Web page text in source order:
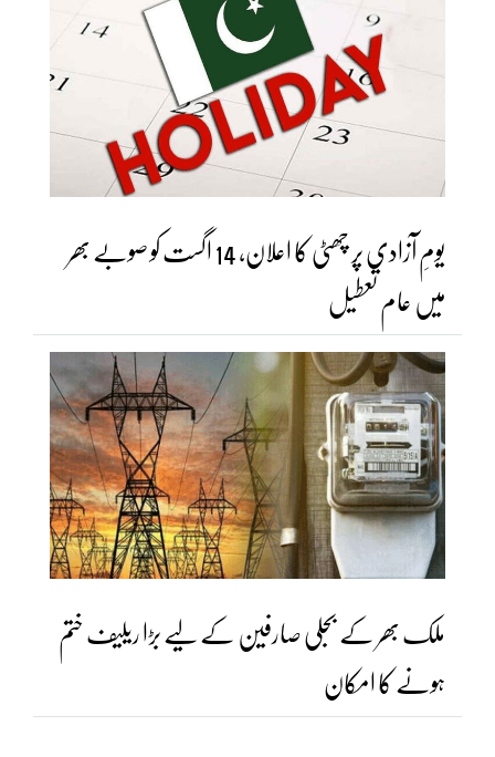
یومِ آزادی پر چھٹی کا اعلان، 14 اگست کو صوبے بھر
میں عام تعطیل
ملک بھر کے بجلی صارفین کے لیے بڑا ریلیف ختم
ہونے کا امکان